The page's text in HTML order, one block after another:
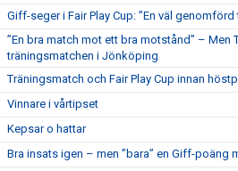
Giff-seger i Fair Play Cup: ”En väl genomförd
”En bra match mot ett bra motstånd” – Men
träningsmatchen i Jönköping
Träningsmatch och Fair Play Cup innan
Vinnare i vårtipset
Kepsar o hattar
Bra insats igen – men ”bara” en Giff-poäng